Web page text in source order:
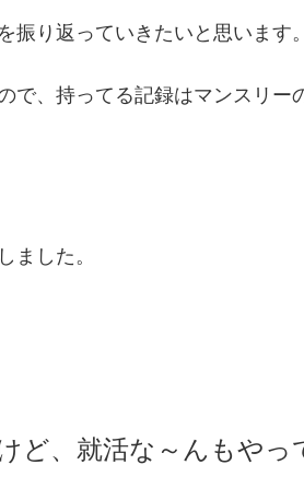
り返っていきたいと思います。
で、持ってる記録はマンスリー
ました。
ど、 就活な～んもやっ